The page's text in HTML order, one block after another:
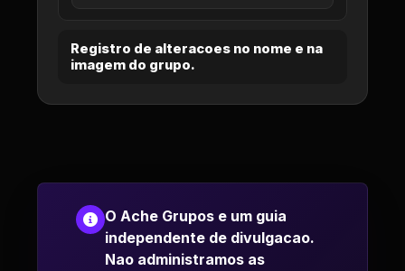
Registro de alteracoes no nome e na
imagem do grupo.
O Ache Grupos e um guia
independente de divulgacao.
Nao administramos as